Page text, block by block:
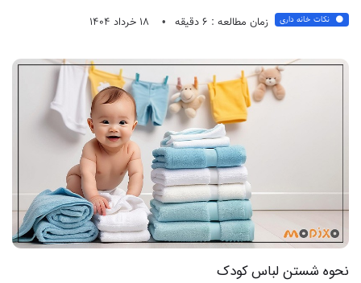
نکات خانه داری زمان مطالعه : 6 دقیقه
نحوه شستن لباس کودک